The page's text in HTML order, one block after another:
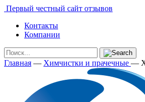
Первый честный сайт отзывов
Контакты
Компании
Главная — Химчистки и прачечные —